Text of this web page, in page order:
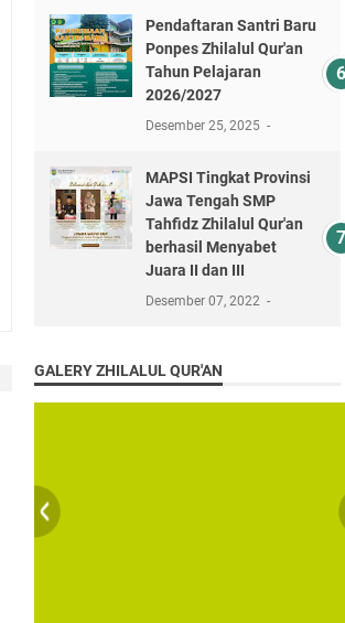
Pendaftaran Santri Baru
Ponpes Zhilalul Qur'an
Tahun Pelajaran
2026/2027
Desember 25, 2025
MAPSI Tingkat Provinsi
Jawa Tengah SMP
Tahfidz Zhilalul Qur'an
berhasil Menyabet
Juara II dan III
Desember 07, 2022
GALERY ZHILALUL QUR'AN